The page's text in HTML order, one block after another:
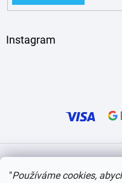
"Používáme cookies,
Instagram